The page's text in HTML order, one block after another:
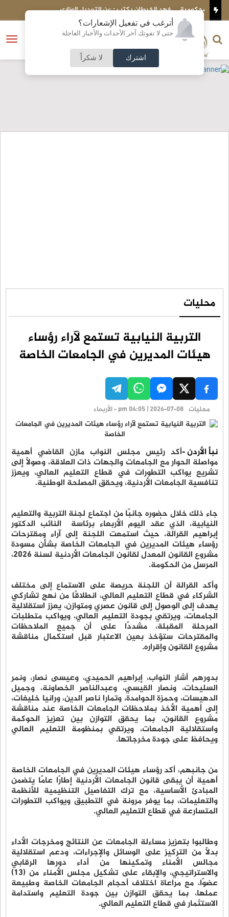
أترغب في تفعيل الإشعارات؟
حتى لا تفوتك آخر الأحداث والأخبار العاجلة
اشترك لا شكراً
فهد الخيطان يكتب : عن التعديل الوزاري
فتح
الناشر و رئيس التحرير
النسخة الكاملة
محليات
التربية النيابية تستمع لآراء رؤساء
هيئات المديرين في الجامعات الخاصة
محليات pm 04:05 | 2026-07-08 - الأربعاء
نبأ الأردن -أكد رئيس مجلس النواب مازن القاضي أهمية
مواصلة الحوار مع الجامعات والجهات ذات العلاقة، وصولًا إلى
تشريع يواكب التطورات في قطاع التعليم العالي، ويعزز
تنافسية الجامعات الأردنية، ويحقق المصلحة الوطنية.
جاء ذلك خلال حضوره جانبًا من اجتماع لجنة التربية والتعليم
النيابية، الذي عُقد اليوم الأربعاء برئاسة النائب الدكتور
إبراهيم القرالة، حيث استمعت اللجنة إلى آراء ومقترحات
رؤساء هيئات المديرين في الجامعات الخاصة بشأن مسودة
مشروع القانون المعدل لقانون الجامعات الأردنية لسنة 2026،
المرسل من الحكومة.
وأكد القرالة أن اللجنة حريصة على الاستماع إلى مختلف
الشركاء في قطاع التعليم العالي، انطلاقًا من نهج تشاركي
يهدف إلى الوصول إلى قانون عصري ومتوازن، يعزز استقلالية
الجامعات، ويرتقي بجودة التعليم العالي، ويواكب متطلبات
المرحلة المقبلة، مشددًا على أن جميع الملاحظات
والمقترحات ستؤخذ بعين الاعتبار قبل استكمال مناقشة
مشروع القانون وإقراره.
بدورهم أشار النواب، إبراهيم الحميدي، وعيسى نصار، ونمر
السليحات، ونصار القيسي، وعبدالناصر الخصاونة، وجميل
الدهيسات، وحمزة الحوامدة، وتمارا ناصر الدين، ورانيا خليفات،
إلى أهمية الأخذ بملاحظات الجامعات الخاصة عند مناقشة
مشروع القانون، بما يحقق التوازن بين تعزيز الحوكمة
واستقلالية الجامعات، ويرتقي بمنظومة التعليم العالي
ويحافظ على جودة مخرجاتها.
من جانبهم، أكد رؤساء هيئات المديرين في الجامعات الخاصة
أهمية أن يبقى قانون الجامعات الأردنية إطارًا عامًا يتضمن
المبادئ الأساسية، مع ترك التفاصيل التنظيمية للأنظمة
والتعليمات، بما يوفر مرونة في التطبيق ويواكب التطورات
المتسارعة في قطاع التعليم العالي.
وطالبوا بتعزيز مساءلة الجامعات عن النتائج ومخرجات الأداء
بدلًا من التركيز على الوسائل والإجراءات، ودعم استقلالية
مجالس الأمناء وتمكينها من أداء دورها الرقابي
والاستراتيجي، والإبقاء على تشكيل مجلس الأمناء من (13)
عضوًا، مع مراعاة اختلاف أحجام الجامعات الخاصة وطبيعة
عملها، بما يحقق التوازن بين جودة التعليم واستدامة
الاستثمار في قطاع التعليم العالي.